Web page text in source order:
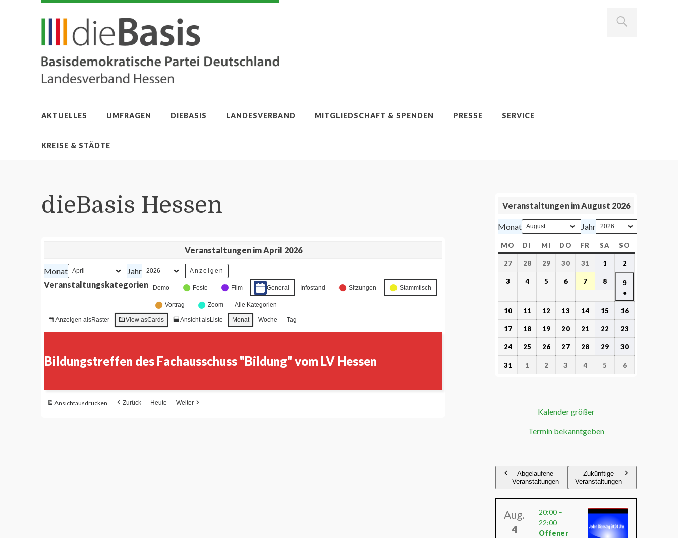
AKTUELLES UMFRAGEN DIEBASIS LANDESVERBAND MITGLIEDSCHAFT & SPENDEN PRESSE SERVICE
KREISE & STÄDTE
dieBasis Hessen
Veranstaltungen im April 2026
Monat
Jahr
Veranstaltungskategorien
Demo Feste Film General Infostand Sitzungen Stammtisch
Vortrag Zoom Alle Kategorien
Anzeigen alsRaster View asCards Ansicht alsListe Monat Woche Tag
Bildungstreffen des Fachausschuss "Bildung" vom LV Hessen
Ansichtausdrucken Zurück Heute Weiter
Veranstaltungen im August 2026
Monat Jahr
MO DI MI DO FR SA SO
27 28 29 30 31 1 2
3 4 5 6 7 8
9
●
10 11 12 13 14 15 16
17 18 19 20 21 22 23
24 25 26 27 28 29 30
31 1 2 3 4 5 6
Kalender größer
Termin bekanntgeben
Abgelaufene
Veranstaltungen
Zukünftige
Veranstaltungen
Aug.
4
20:00 –
22:00
Offener